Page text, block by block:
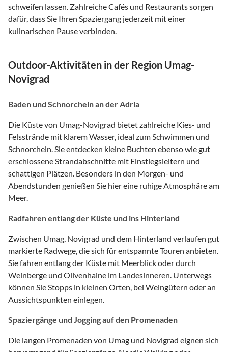
schweifen lassen. Zahlreiche Cafés und Restaurants sorgen
dafür, dass Sie Ihren Spaziergang jederzeit mit einer
kulinarischen Pause verbinden.
Outdoor-Aktivitäten in der Region Umag-
Novigrad
Baden und Schnorcheln an der Adria
Die Küste von Umag-Novigrad bietet zahlreiche Kies- und
Felsstrände mit klarem Wasser, ideal zum Schwimmen und
Schnorcheln. Sie entdecken kleine Buchten ebenso wie gut
erschlossene Strandabschnitte mit Einstiegsleitern und
schattigen Plätzen. Besonders in den Morgen- und
Abendstunden genießen Sie hier eine ruhige Atmosphäre am
Meer.
Radfahren entlang der Küste und ins Hinterland
Zwischen Umag, Novigrad und dem Hinterland verlaufen gut
markierte Radwege, die sich für entspannte Touren anbieten.
Sie fahren entlang der Küste mit Meerblick oder durch
Weinberge und Olivenhaine im Landesinneren. Unterwegs
können Sie Stopps in kleinen Orten, bei Weingütern oder an
Aussichtspunkten einlegen.
Spaziergänge und Jogging auf den Promenaden
Die langen Promenaden von Umag und Novigrad eignen sich